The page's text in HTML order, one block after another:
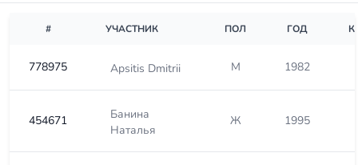
# УЧАСТНИК ПОЛ ГОД
778975 Apsitis Dmitrii М 1982
454671
Банина
Наталья
Ж 1995